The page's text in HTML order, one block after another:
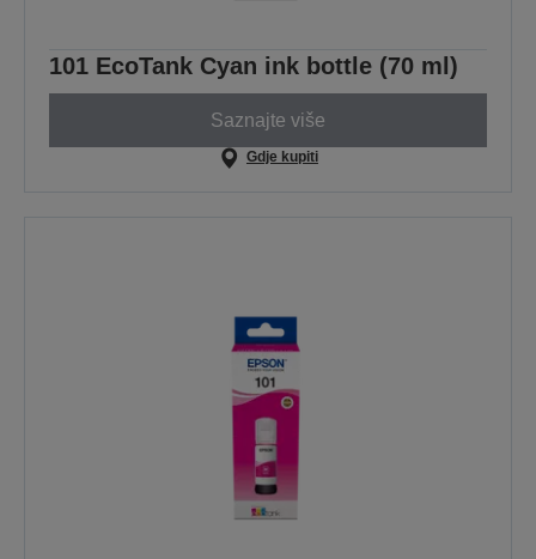
101 EcoTank Cyan ink bottle (70 ml)
Saznajte više
Gdje kupiti